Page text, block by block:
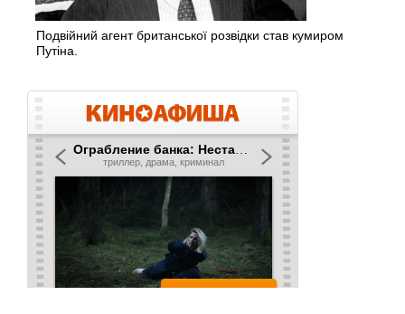
Подвійний агент британської розвідки став кумиром
Путіна.